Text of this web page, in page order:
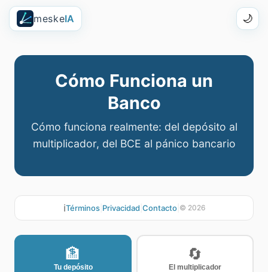
meskeIA 🌙
Cómo Funciona un
Banco
Cómo funciona realmente: del depósito al
multiplicador, del BCE al pánico bancario
ℹ️Términos| Privacidad Contacto| © 2026
🏦
Tu depósito
🔄
El multiplicador